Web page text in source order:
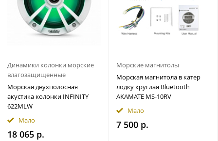
Динамики колонки морские
влагозащищенные
Морская двухполосная
акустика колонки INFINITY
622MLW
Мало
18 065 р.
Морские магнитолы
Морская магнитола в катер
лодку круглая Bluetooth
AKAMATE MS-10RV
Мало
7 500 р.